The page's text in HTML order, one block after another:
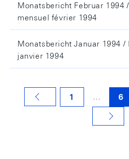
Monatsbericht Februar 1994
mensuel février 1994
Monatsbericht Januar 1994 /
janvier 1994
1 6